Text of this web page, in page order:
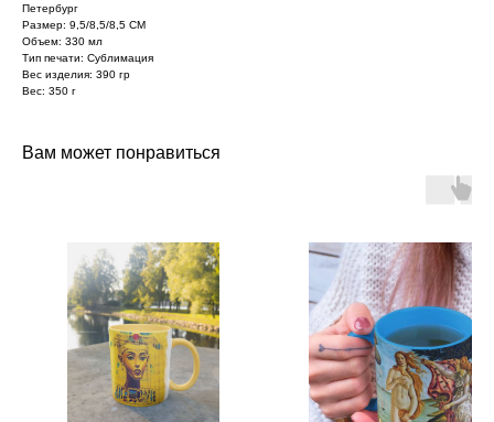
Петербург
Размер: 9,5/8,5/8,5 СМ
Объем: 330 мл
Тип печати: Сублимация
Вес изделия: 390 гр
Вес: 350 г
Вам может понравиться